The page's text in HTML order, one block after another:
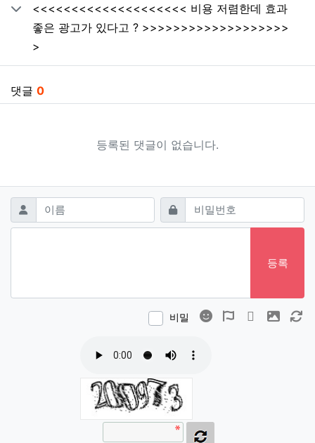
<<<<<<<<<<<<<<<<<<<< 비용 저렴한데 효과
좋은 광고가 있다고 ? >>>>>>>>>>>>>>>>>>>
>
댓글 0
등록된 댓글이 없습니다.
댓글쓰기
이름 필수 비밀번호필수
등록
비밀 이모티콘폰트어썸
동영상 이미지